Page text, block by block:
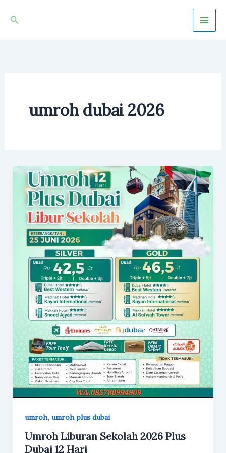
Search
umroh dubai 2026
umroh, umroh plus dubai
Umroh Liburan Sekolah 2026 Plus
Dubai 12 Hari